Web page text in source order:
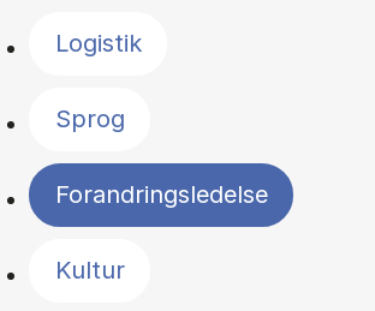
Logistik
Sprog
Forandringsledelse
Kultur